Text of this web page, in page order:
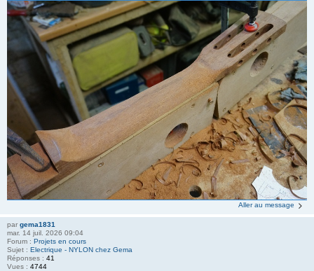
Aller au message
par gema1831
mar. 14 juil. 2026 09:04
Forum : Projets en cours
Sujet : Electrique - NYLON chez Gema
Réponses : 41
Vues : 4744